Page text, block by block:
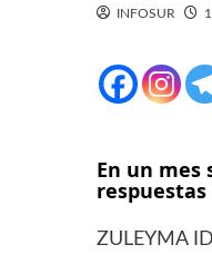
INFOSUR
En un mes
ZULEYMA